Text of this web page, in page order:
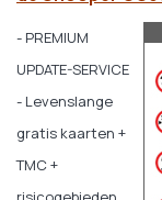
- PREMIUM
UPDATE-SERVICE
- Levenslange
gratis kaarten +
TMC +